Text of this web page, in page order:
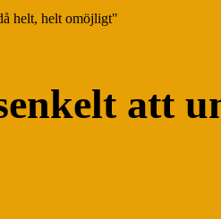
helt, helt omöjligt"
att